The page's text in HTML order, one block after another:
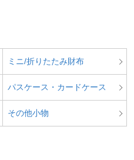
ミニ/折りたたみ財布
パスケース・カードケース
その他小物